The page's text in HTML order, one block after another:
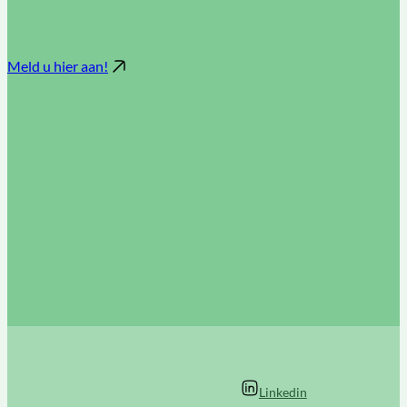
Meld u hier aan!
Linkedin